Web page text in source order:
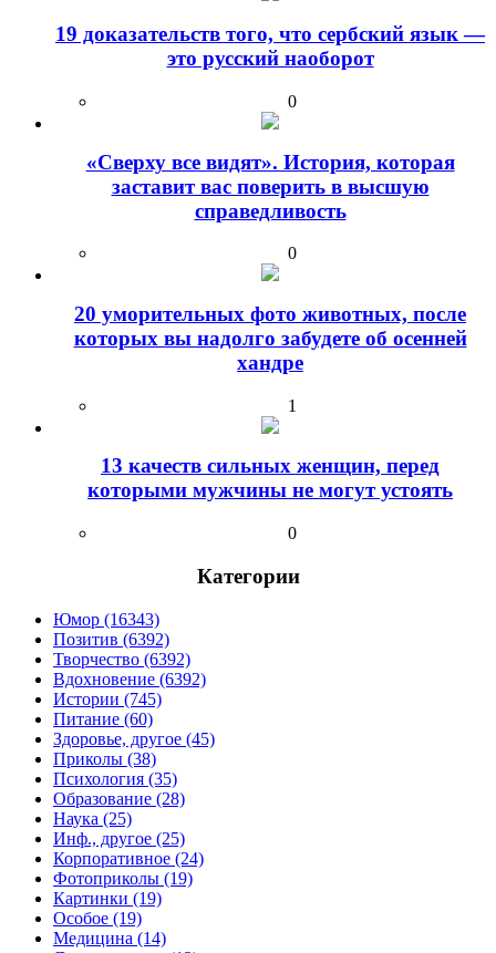
19 доказательств того, что сербский язык —
это русский наоборот
0
«Сверху все видят». История, которая
заставит вас поверить в высшую
справедливость
0
20 уморительных фото животных, после
которых вы надолго забудете об осенней
хандре
1
13 качеств сильных женщин, перед
которыми мужчины не могут устоять
0
Категории
Юмор (16343)
Позитив (6392)
Творчество (6392)
Вдохновение (6392)
Истории (745)
Питание (60)
Здоровье, другое (45)
Приколы (38)
Психология (35)
Образование (28)
Наука (25)
Инф., другое (25)
Корпоративное (24)
Фотоприколы (19)
Картинки (19)
Особое (19)
Медицина (14)